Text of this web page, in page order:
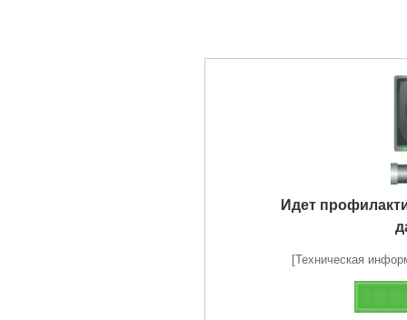
Идет
[Техническая